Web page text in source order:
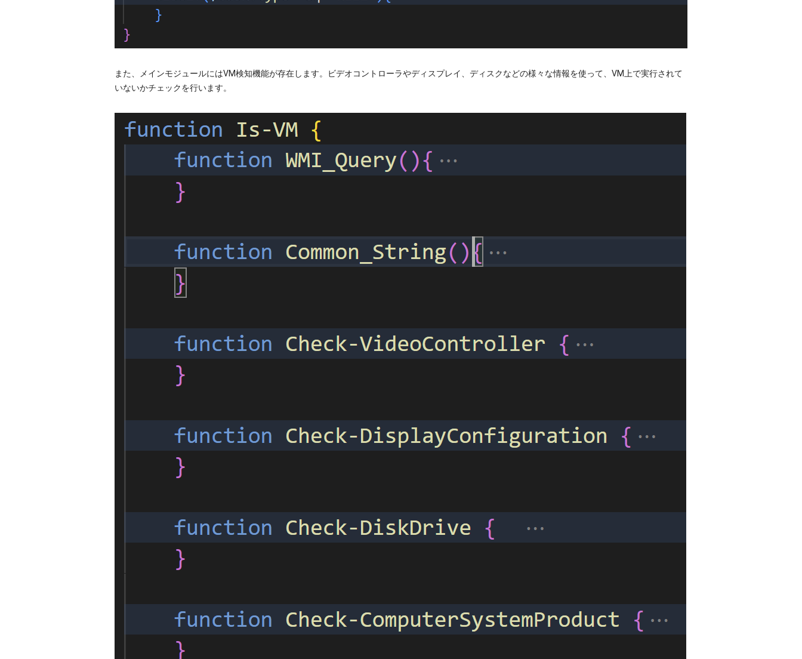
また、メインモジュールにはVM検知機能が存在します。ビデオコントローラやディスプレイ、ディスクなどの様々な情報を使って、VM上で実行されて
いないかチェックを行います。